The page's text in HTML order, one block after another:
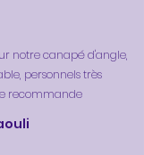
notre canapé d'angle,
personnels très
recommande